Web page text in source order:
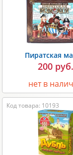
Пиратская
200 руб.
нет в
Код товара: 10193